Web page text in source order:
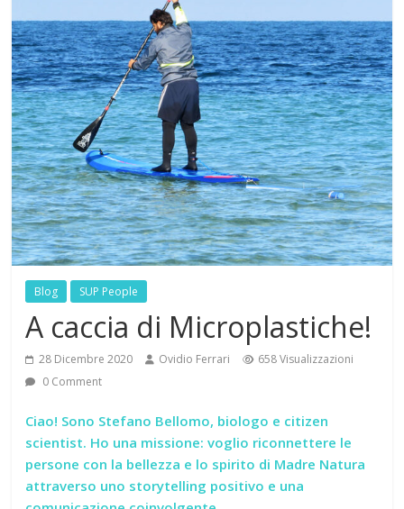
Blog SUP People
A caccia di Microplastiche!
28 Dicembre 2020 Ovidio Ferrari
658 Visualizzazioni
0 Comment
Ciao! Sono Stefano Bellomo, biologo e citizen
scientist. Ho una missione: voglio riconnettere le
persone con la bellezza e lo spirito di Madre Natura
attraverso uno storytelling positivo e una